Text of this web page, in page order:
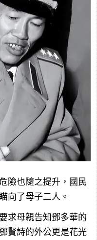
險也隨之提升，國民
向了母子二人。
求母親告知鄧多華的
賢詩的外公更是花光